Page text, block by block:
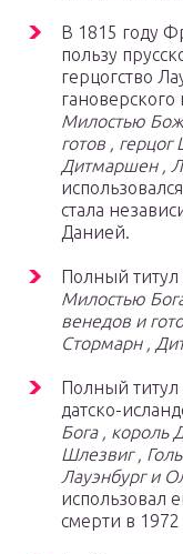
В 1815 году
пользу
герцогство
Милостью
готов ,
Дитмаршен ,
стала
Данией.
Полный титул
Милостью
венедов и
Стормарн ,
Полный титул
датско-
Бога , король
Шлезвиг ,
Лауэнбург и
использовал
смерти в 1972